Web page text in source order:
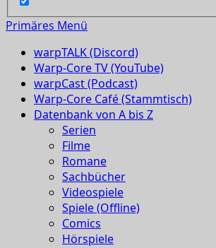
Primäres Menü
warpTALK (Discord)
Warp-Core TV (YouTube)
warpCast (Podcast)
Warp-Core Café (Stammtisch)
Datenbank von A bis Z
Serien
Filme
Romane
Sachbücher
Videospiele
Spiele (Offline)
Comics
Hörspiele